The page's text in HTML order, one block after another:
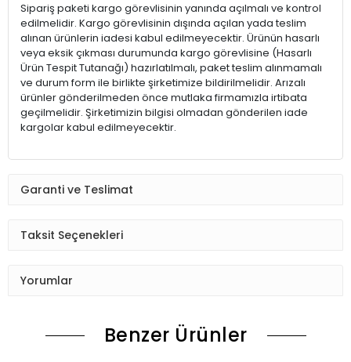
Sipariş paketi kargo görevlisinin yanında açılmalı ve kontrol
edilmelidir. Kargo görevlisinin dışında açılan yada teslim
alınan ürünlerin iadesi kabul edilmeyecektir. Ürünün hasarlı
veya eksik çıkması durumunda kargo görevlisine (Hasarlı
Ürün Tespit Tutanağı) hazırlatılmalı, paket teslim alınmamalı
ve durum form ile birlikte şirketimize bildirilmelidir. Arızalı
ürünler gönderilmeden önce mutlaka firmamızla irtibata
geçilmelidir. Şirketimizin bilgisi olmadan gönderilen iade
kargolar kabul edilmeyecektir.
Garanti ve Teslimat
Taksit Seçenekleri
Yorumlar
Benzer Ürünler